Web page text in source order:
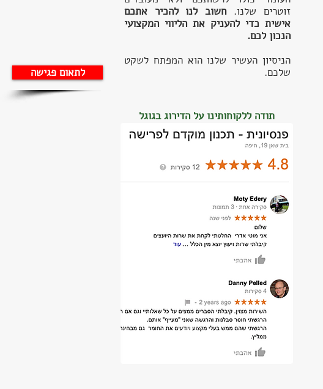
לתאום פגישה
זוטרים שלנו.חשוב לנו להכיר אתכם
אישית כדי להעניק את הליווי המקצועי
הנכון לכם.
הניסיון העשיר שלנו הוא המפתח לשקט
שלכם.
תודה ללקוחותינו על הדירוג בגוגל